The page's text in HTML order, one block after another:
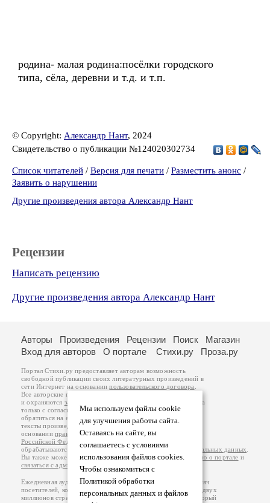
родина- малая родина:посёлки городского
типа, сёла, деревни и т.д. и т.п.
© Copyright: Александр Нант, 2024
Свидетельство о публикации №124020302734
Список читателей / Версия для печати / Разместить анонс /
Заявить о нарушении
Другие произведения автора Александр Нант
Рецензии
Написать рецензию
Другие произведения автора Александр Нант
Мы используем файлы cookie
для улучшения работы сайта.
Оставаясь на сайте, вы
соглашаетесь с условиями
использования файлов cookies.
Чтобы ознакомиться с
Политикой обработки
персональных данных и файлов
Авторы Произведения Рецензии Поиск
Магазин
Вход для авторов
О портале Стихи.ру Проза.ру
Портал Стихи.ру предоставляет авторам возможность
свободной публикации своих литературных произведений в
сети Интернет на основаниипользовательского договора
Все авторские права на произведения принадлежат авторам
и охраняются законом
. Перепечатка произведений возможна
только с согласия его автора, к которому вы можете
обратиться на его авторской странице. Ответственность за
тексты произведений авторы несут самостоятельно на
основанииправил публикацииизаконодательства
Российской Федерации
обрабатываются на основанииПолитики обработки персональных данных
Вы также можете посмотреть более подробнуюинформацию о портале и
связаться с администрацией
Ежедневная аудитория портала Стихи.ру – порядка 200 тысяч
посетителей, которые в общей сумме просматривают более двух
миллионов страниц по данным счетчика посещаемости, который